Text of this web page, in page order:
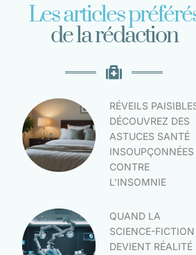
Les articles
de la rédaction
RÉVEILS
DÉCOUVREZ DES
ASTUCES SANTÉ
INSOUPÇONNÉES
CONTRE
L’INSOMNIE
QUAND LA
SCIENCE-FICTION
DEVIENT RÉALITÉ